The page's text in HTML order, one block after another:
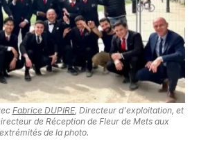
Fabrice DUPIRE, Directeur d'exploitation, et
de Réception de Fleur de Mets aux
extrémités de la photo.